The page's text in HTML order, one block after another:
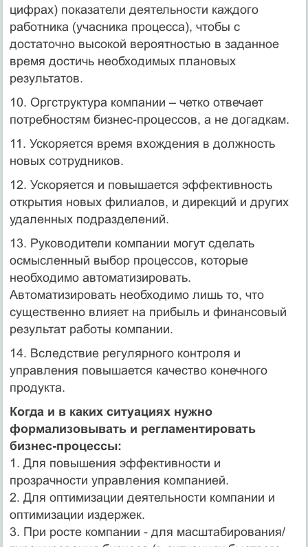
цифрах) показатели деятельности каждого
работника (учасника процесса), чтобы с
достаточно высокой вероятностью в заданное
время достичь необходимых плановых
результатов.
10. Оргструктура компании – четко отвечает
потребностям бизнес-процессов, а не догадкам.
11. Ускоряется время вхождения в должность
новых сотрудников.
12. Ускоряется и повышается эффективность
открытия новых филиалов, и дирекций и других
удаленных подразделений.
13. Руководители компании могут сделать
осмысленный выбор процессов, которые
необходимо автоматизировать.
Автоматизировать необходимо лишь то, что
существенно влияет на прибыль и финансовый
результат работы компании.
14. Вследствие регулярного контроля и
управления повышается качество конечного
продукта.
Когда и в каких ситуациях нужно
формализовывать и регламентировать
бизнес-процессы:
1. Для повышения эффективности и
прозрачности управления компанией.
2. Для оптимизации деятельности компании и
оптимизации издержек.
3. При росте компании - для масштабирования/